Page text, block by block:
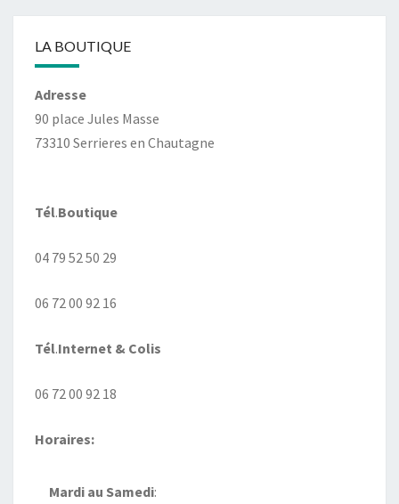
LA BOUTIQUE
Adresse
90 place Jules Masse
73310 Serrieres en Chautagne
Tél.Boutique
04 79 52 50 29
06 72 00 92 16
Tél.Internet & Colis
06 72 00 92 18
Horaires:
Mardi au Samedi: